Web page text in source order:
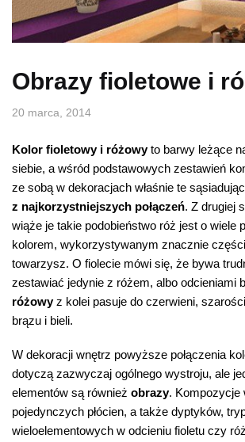
Obrazy fioletowe i
20 marca, 2014
Kolor fioletowy i różowyto barwy leżące
siebie, a wśród podstawowych zestawień
ze sobą w dekoracjach właśnie te
z najkorzystniejszych połączeń. Z drugiej
wiąże je takie podobieństwo róż jest o wiele
kolorem, wykorzystywanym znacznie
towarzysz. O fiolecie mówi się, że bywa
zestawiać jedynie z różem, albo odcieniami
różowyz kolei pasuje do czerwieni,
brązu i bieli.
W dekoracji wnętrz powyższe połączenia
dotyczą zazwyczaj ogólnego wystroju, ale
elementów są również obrazy. Kompozycje
pojedynczych płócien, a także dyptyków,
wieloelementowych w odcieniu fioletu czy